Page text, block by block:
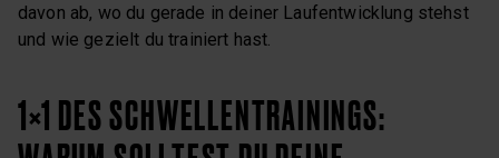
davon ab, wo du gerade in deiner Laufentwicklung stehst
und wie gezielt du trainiert hast.
1×1 DES SCHWELLENTRAININGS: